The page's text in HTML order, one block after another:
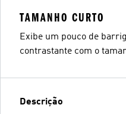
TAMANHO CURTO
Exibe um pouco de
contrastante com o
Descrição